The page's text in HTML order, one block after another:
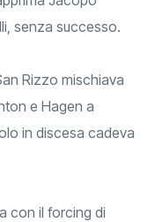
senza successo.
Rizzo mischiava
e Hagen a
in discesa cadeva
con il forcing di